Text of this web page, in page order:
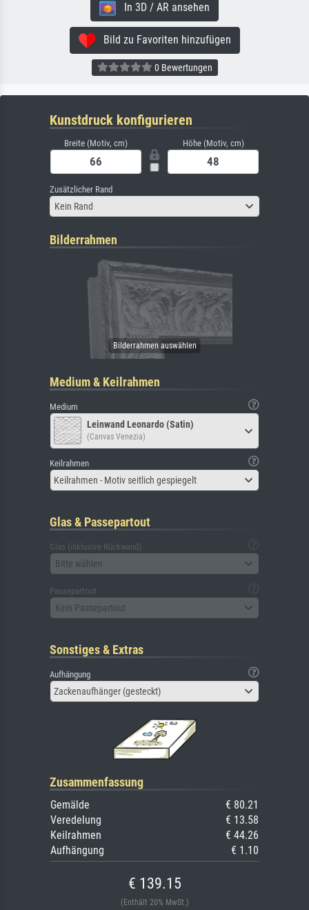
In 3D / AR ansehen
Bild zu Favoriten hinzufügen
0 Bewertungen
Kunstdruck konfigurieren
Breite (Motiv, cm) Höhe (Motiv, cm)
Zusätzlicher Rand
Kein Rand
Bilderrahmen
Medium & Keilrahmen
Medium
Leinwand Leonardo (Satin)
(Canvas Venezia)
Keilrahmen
Keilrahmen - Motiv seitlich gespiegelt
Glas & Passepartout
Glas (inklusive Rückwand)
Bitte wählen
Passepartout
Kein Passepartout
Sonstiges & Extras
Aufhängung
Zackenaufhänger (gesteckt)
Zusammenfassung
Gemälde
€ 80.21
Veredelung
€ 13.58
Keilrahmen
€ 44.26
Aufhängung
€ 1.10
€ 139.15
(Enthält 20% MwSt.)